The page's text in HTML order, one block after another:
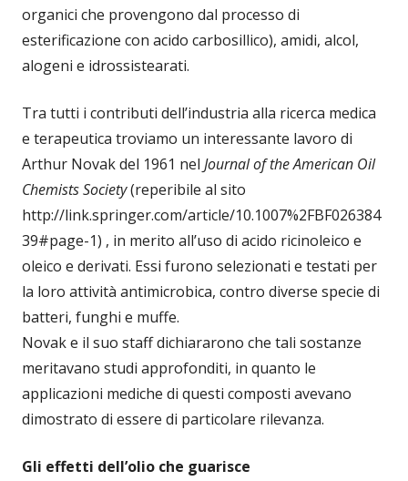
organici che provengono dal processo di
esterificazione con acido carbosillico), amidi, alcol,
alogeni e idrossistearati.
Tra tutti i contributi dell’industria alla ricerca medica
e terapeutica troviamo un interessante lavoro di
Arthur Novak del 1961 nel Journal of the American Oil
Chemists Society(reperibile al sito
http://link.springer.com/article/10.1007%2FBF026384
39#page-1) , in merito all’uso di acido ricinoleico e
oleico e derivati. Essi furono selezionati e testati per
la loro attività antimicrobica, contro diverse specie di
batteri, funghi e muffe.
Novak e il suo staff dichiararono che tali sostanze
meritavano studi approfonditi, in quanto le
applicazioni mediche di questi composti avevano
dimostrato di essere di particolare rilevanza.
Gli effetti dell’olio che guarisce